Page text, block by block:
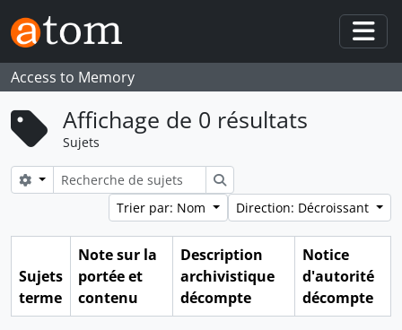
Skip to main content
Access to Memory
Affichage de 0 résultats
Sujets
Search options
Rechercher
Trier par: Nom
Direction: Décroissant
Sujets
terme
Note sur la
portée et
contenu
Description
archivistique
décompte
Notice
d'autorité
décompte